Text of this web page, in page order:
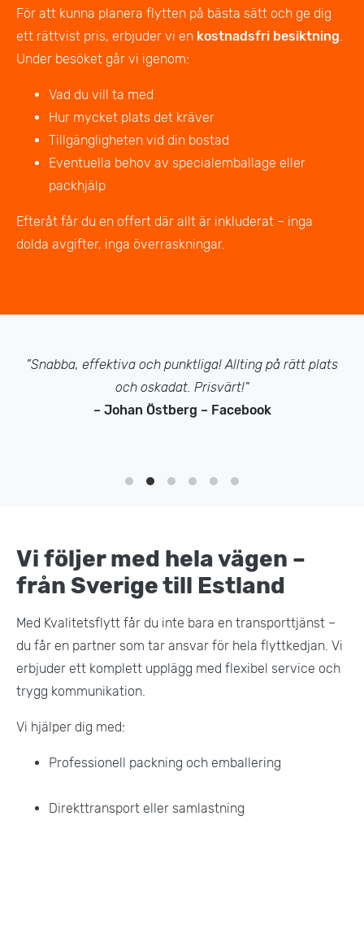
För att kunna planera flytten på bästa sätt och ge dig
ett rättvist pris, erbjuder vi en kostnadsfri besiktning.
Under besöket går vi igenom:
Vad du vill ta med
Hur mycket plats det kräver
Tillgängligheten vid din bostad
Eventuella behov av specialemballage eller
packhjälp
Efteråt får du en offert där allt är inkluderat – inga
dolda avgifter, inga överraskningar.
”Snabba, effektiva och punktliga! Allting på rätt plats
och oskadat. Prisvärt!”
– Johan Östberg – Facebook
Vi följer med hela vägen –
från Sverige till Estland
Med Kvalitetsflytt får du inte bara en transporttjänst –
du får en partner som tar ansvar för hela flyttkedjan. Vi
erbjuder ett komplett upplägg med flexibel service och
trygg kommunikation.
Vi hjälper dig med:
Professionell packning och emballering
Direkttransport eller samlastning